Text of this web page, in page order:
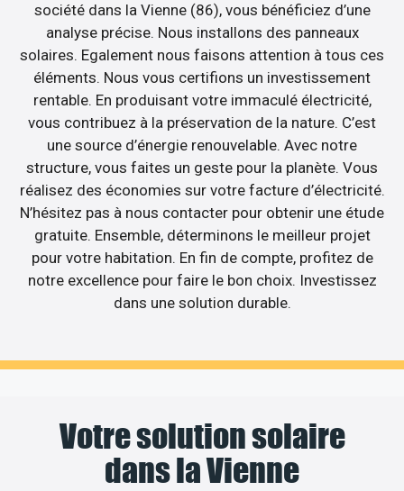
société dans la Vienne (86), vous bénéficiez d’une
analyse précise. Nous installons des panneaux
solaires. Egalement nous faisons attention à tous ces
éléments. Nous vous certifions un investissement
rentable. En produisant votre immaculé électricité,
vous contribuez à la préservation de la nature. C’est
une source d’énergie renouvelable. Avec notre
structure, vous faites un geste pour la planète. Vous
réalisez des économies sur votre facture d’électricité.
N’hésitez pas à nous contacter pour obtenir une étude
gratuite. Ensemble, déterminons le meilleur projet
pour votre habitation. En fin de compte, profitez de
notre excellence pour faire le bon choix. Investissez
dans une solution durable.
Votre solution solaire
dans la Vienne